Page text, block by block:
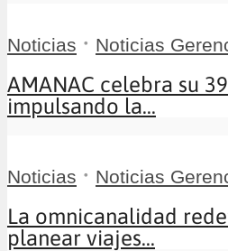
Noticias • Noticias
AMANAC celebra su
impulsando la...
Noticias • Noticias
La omnicanalidad
planear viajes...